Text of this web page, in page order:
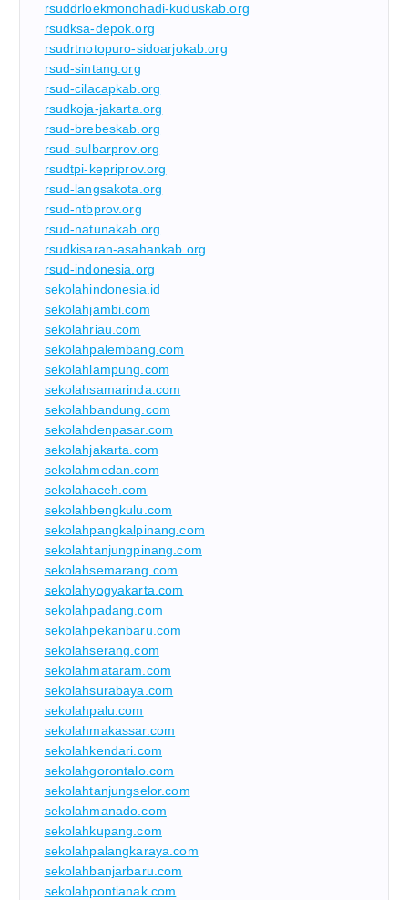
rsuddrloekmonohadi-kuduskab.org
rsudksa-depok.org
rsudrtnotopuro-sidoarjokab.org
rsud-sintang.org
rsud-cilacapkab.org
rsudkoja-jakarta.org
rsud-brebeskab.org
rsud-sulbarprov.org
rsudtpi-kepriprov.org
rsud-langsakota.org
rsud-ntbprov.org
rsud-natunakab.org
rsudkisaran-asahankab.org
rsud-indonesia.org
sekolahindonesia.id
sekolahjambi.com
sekolahriau.com
sekolahpalembang.com
sekolahlampung.com
sekolahsamarinda.com
sekolahbandung.com
sekolahdenpasar.com
sekolahjakarta.com
sekolahmedan.com
sekolahaceh.com
sekolahbengkulu.com
sekolahpangkalpinang.com
sekolahtanjungpinang.com
sekolahsemarang.com
sekolahyogyakarta.com
sekolahpadang.com
sekolahpekanbaru.com
sekolahserang.com
sekolahmataram.com
sekolahsurabaya.com
sekolahpalu.com
sekolahmakassar.com
sekolahkendari.com
sekolahgorontalo.com
sekolahtanjungselor.com
sekolahmanado.com
sekolahkupang.com
sekolahpalangkaraya.com
sekolahbanjarbaru.com
sekolahpontianak.com